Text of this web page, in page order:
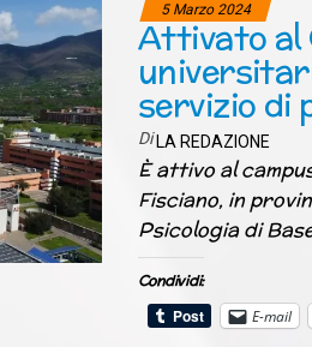
5 Marzo 2024
Attivato al
servizio di
Di LA REDAZIONE
È attivo al
Fisciano, in
Psicologia di
Condividi:
E-mail